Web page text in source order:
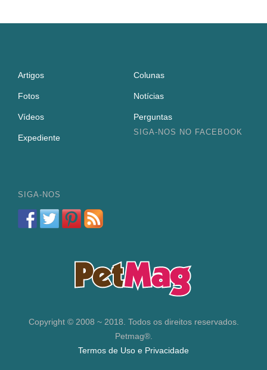
Artigos Colunas
Fotos Notícias
Vídeos Perguntas
Expediente
SIGA-NOS NO FACEBOOK
SIGA-NOS
Copyright © 2008 ~ 2018. Todos os direitos reservados.
Petmag®.
Termos de Uso e Privacidade